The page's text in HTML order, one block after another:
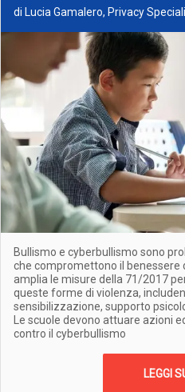
di Lucia Gamalero, Privacy
Bullismo e cyberbullismo sono
che compromettono il benessere
amplia le misure della 71/2017
queste forme di violenza,
sensibilizzazione, supporto
Le scuole devono attuare azioni
contro il cyberbullismo
LEGGI